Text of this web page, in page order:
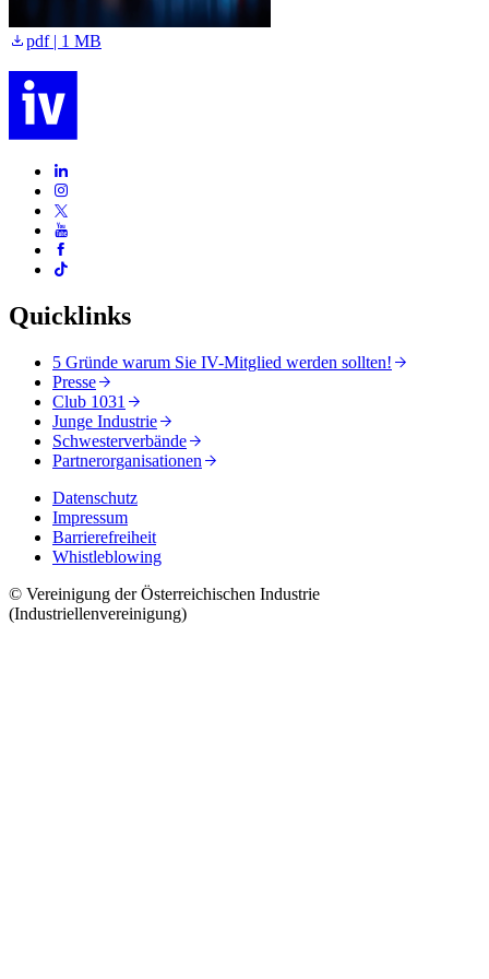
pdf | 1 MB
Quicklinks
5 Gründe warum Sie IV-Mitglied werden sollten!
Presse
Club 1031
Junge Industrie
Schwesterverbände
Partnerorganisationen
Datenschutz
Impressum
Barrierefreiheit
Whistleblowing
© Vereinigung der Österreichischen Industrie
(Industriellenvereinigung)